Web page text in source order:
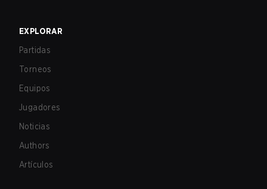
EXPLORAR
Partidas
Torneos
Equipos
Jugadores
Noticias
Authors
Artículos